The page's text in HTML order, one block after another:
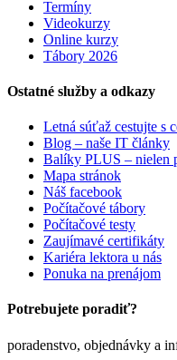
Termíny
Videokurzy
Online kurzy
Tábory 2026
Ostatné služby a odkazy
Letná súťaž cestujte s
Blog – naše IT články
Balíky PLUS – nielen
Mapa stránok
Náš facebook
Počítačové tábory
Počítačové testy
Zaujímavé certifikáty
Kariéra lektora u nás
Ponuka na prenájom
Potrebujete poradiť?
poradenstvo, objednávky a